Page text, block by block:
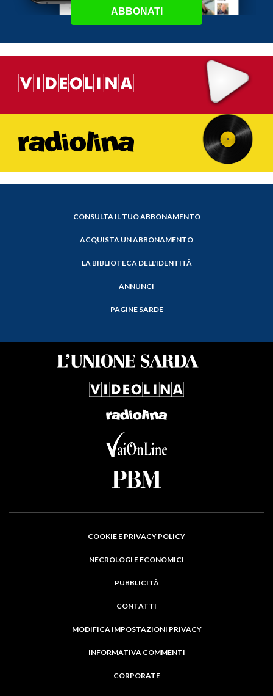
ABBONATI
CONSULTA IL TUO ABBONAMENTO
ACQUISTA UN ABBONAMENTO
LA BIBLIOTECA DELL'IDENTITÀ
ANNUNCI
PAGINE SARDE
COOKIE E PRIVACY POLICY
NECROLOGI E ECONOMICI
PUBBLICITÀ
CONTATTI
MODIFICA IMPOSTAZIONI PRIVACY
INFORMATIVA COMMENTI
CORPORATE